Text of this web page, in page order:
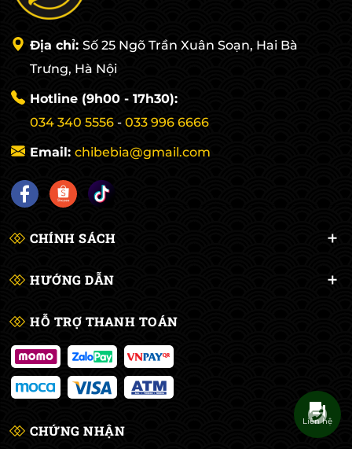
Địa chỉ: Số 25 Ngõ Trần Xuân Soạn, Hai Bà
Trưng, Hà Nội
Hotline (9h00 - 17h30):
034 340 5556 - 033 996 6666
Email: chibebia@gmail.com
CHÍNH SÁCH
HƯỚNG DẪN
HỖ TRỢ THANH TOÁN
CHỨNG NHẬN
Liên hệ